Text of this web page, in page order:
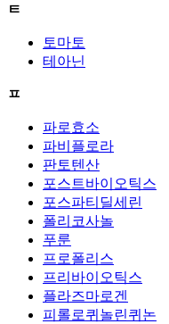
ㅌ
토마토
테아닌
ㅍ
파로효소
파비플로라
판토텐산
포스트바이오틱스
포스파티딜세린
폴리코사놀
푸룬
프로폴리스
프리바이오틱스
플라즈마로겐
피롤로퀴놀린퀴논